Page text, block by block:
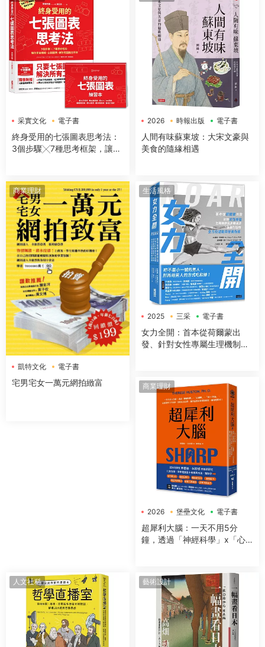
采實文化 電子書
終身受用的七張圖表思考法：
3個步驟╳7種思考框架，讓你
表練習本】
2026 時報出版 電子書
人間有味蘇東坡：大宋文豪與
美食的隨緣相遇
商業理財
凱特文化 電子書
宅男宅女一萬元網拍緻富
生活風格
2025 三采 電子書
女力全開：首本從荷爾蒙出
發、針對女性專屬生理機制與
商業理財
2026 堡壘文化 電子書
超犀利大腦：一天不用5分
鐘，透過「神經科學」x「心
讓大腦潛能發揮到極緻，變得
超犀利！
人文社科 藝術設計